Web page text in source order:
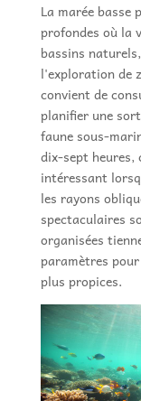
La marée basse
profondes où la
bassins
l'exploration de
convient de
planifier une
faune sous-
dix-sept heures,
intéressant
les rayons
spectaculaires
organisées
paramètres
plus propices.